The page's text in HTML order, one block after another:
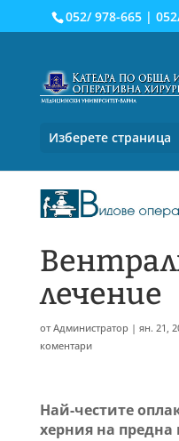
052/ 978-665|
Изберете страница
лечение
от Администратор| ян. 21,
коментари
Най-честите
херния на предна